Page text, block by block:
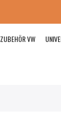
ZUBEHÖR VW